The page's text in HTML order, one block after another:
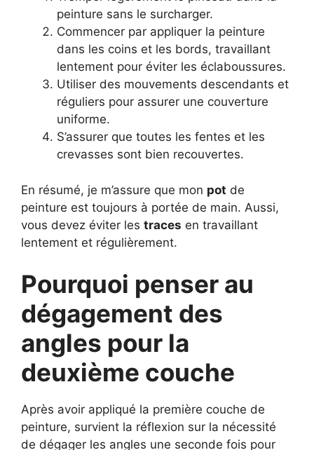
peinture sans le surcharger.
Commencer par appliquer la peinture
dans les coins et les bords, travaillant
lentement pour éviter les éclaboussures.
Utiliser des mouvements descendants et
réguliers pour assurer une couverture
uniforme.
S’assurer que toutes les fentes et les
crevasses sont bien recouvertes.
En résumé, je m’assure que mon pot de
peinture est toujours à portée de main. Aussi,
vous devez éviter les traces en travaillant
lentement et régulièrement.
Pourquoi penser au
dégagement des
angles pour la
deuxième couche
Après avoir appliqué la première couche de
peinture, survient la réflexion sur la nécessité
de dégager les angles une seconde fois pour